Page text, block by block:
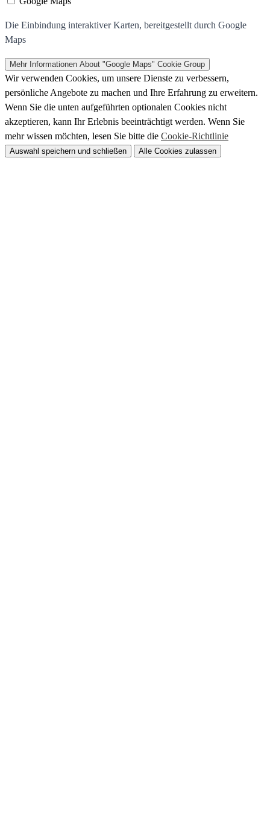
Die Einbindung interaktiver Karten, bereitgestellt durch Google
Maps
Mehr Informationen About "Google Maps" Cookie Group
Wir verwenden Cookies, um unsere Dienste zu verbessern,
persönliche Angebote zu machen und Ihre Erfahrung zu erweitern.
Wenn Sie die unten aufgeführten optionalen Cookies nicht
akzeptieren, kann Ihr Erlebnis beeinträchtigt werden. Wenn Sie
mehr wissen möchten, lesen Sie bitte die Cookie-Richtlinie
Auswahl speichern und schließen Alle Cookies zulassen